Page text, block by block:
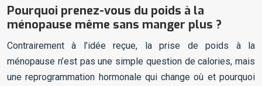
Pourquoi prenez-vous du poids à la
ménopause même sans manger plus ?
Contrairement à l’idée reçue, la prise de poids à la
ménopause n’est pas une simple question de calories, mais
une reprogrammation hormonale qui change où et pourquoi